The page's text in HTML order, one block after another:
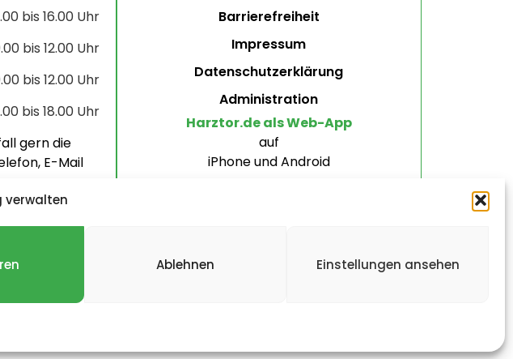
verwalten
Ablehnen Einstellungen ansehen
bis 16.00 Uhr
bis 12.00 Uhr
bis 12.00 Uhr
bis 18.00 Uhr
gern die
E-Mail
Barrierefreiheit
Impressum
Datenschutzerklärung
Administration
Harztor.de als Web-App
auf
iPhone und Android
Alle Rechte vorbehalten.